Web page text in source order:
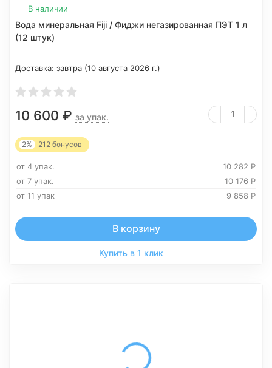
В наличии
Вода минеральная Fiji / Фиджи негазированная ПЭТ 1 л
(12 штук)
Доставка: завтра (10 августа 2026 г.)
10 600 ₽ за упак.
2% 212 бонусов
от 4 упак. 10 282 Р
от 7 упак.
10 176 Р
от 11 упак
9 858 Р
В корзину
Купить в 1 клик